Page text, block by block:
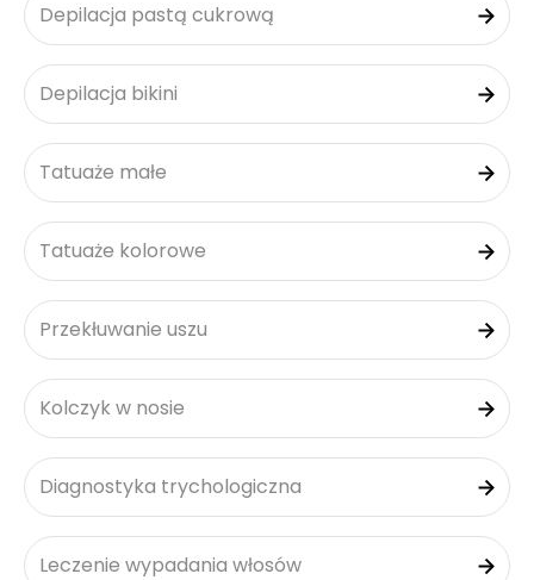
Depilacja pastą cukrową
Depilacja bikini
Tatuaże małe
Tatuaże kolorowe
Przekłuwanie uszu
Kolczyk w nosie
Diagnostyka trychologiczna
Leczenie wypadania włosów